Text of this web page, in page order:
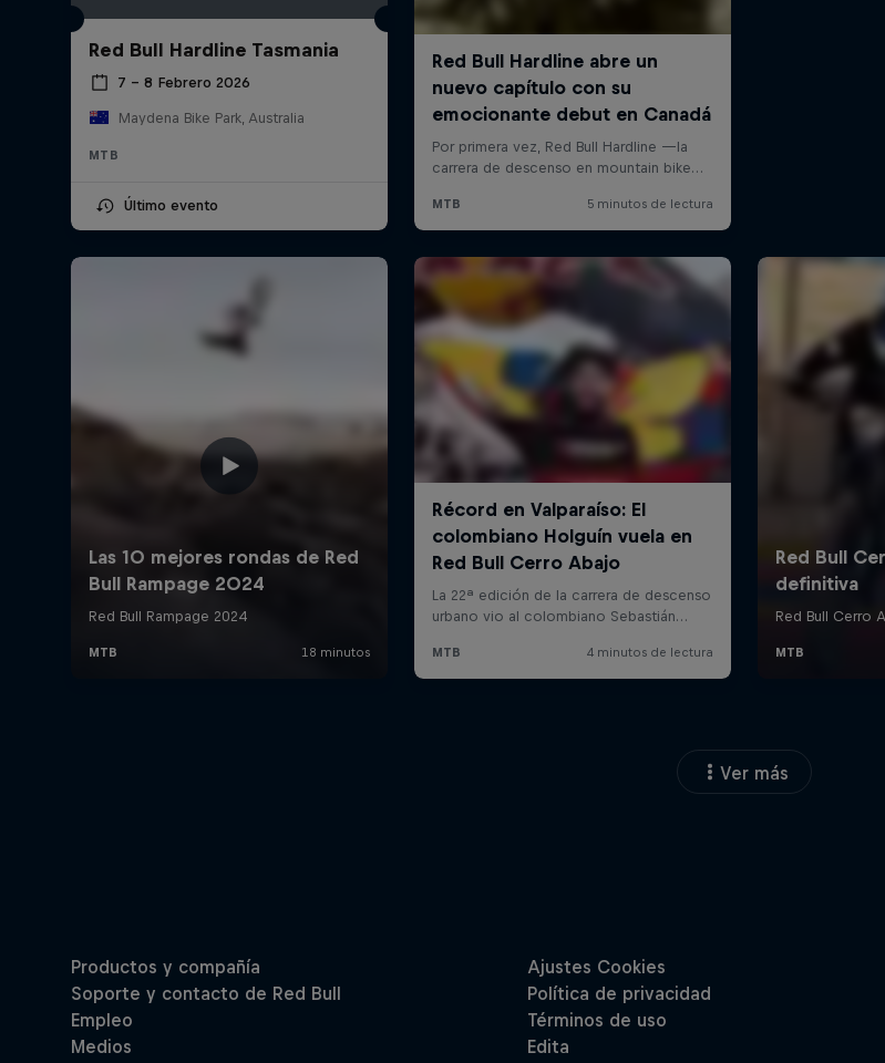
Red Bull Hardline Tasmania
7 – 8 Febrero 2026
Maydena Bike Park, Australia
MTB
Último evento
Ver más